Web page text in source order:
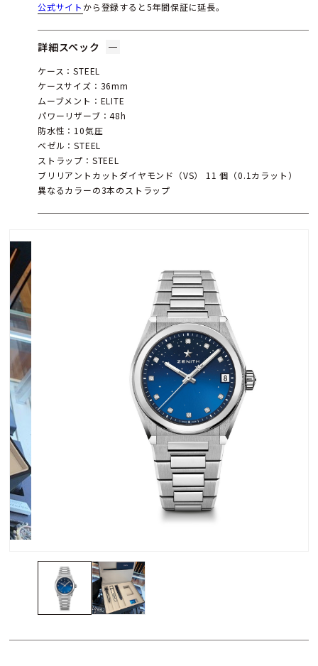
公式サイト から登録すると5年間保証に延長。
詳細スペック
ケース：STEEL
ケースサイズ：36mm
ムーブメント：ELITE
パワーリザーブ：48h
防水性：10気圧
ベゼル：STEEL
ストラップ：STEEL
ブリリアントカットダイヤモンド（VS） 11 個（0.1カラット）
異なるカラーの3本のストラップ